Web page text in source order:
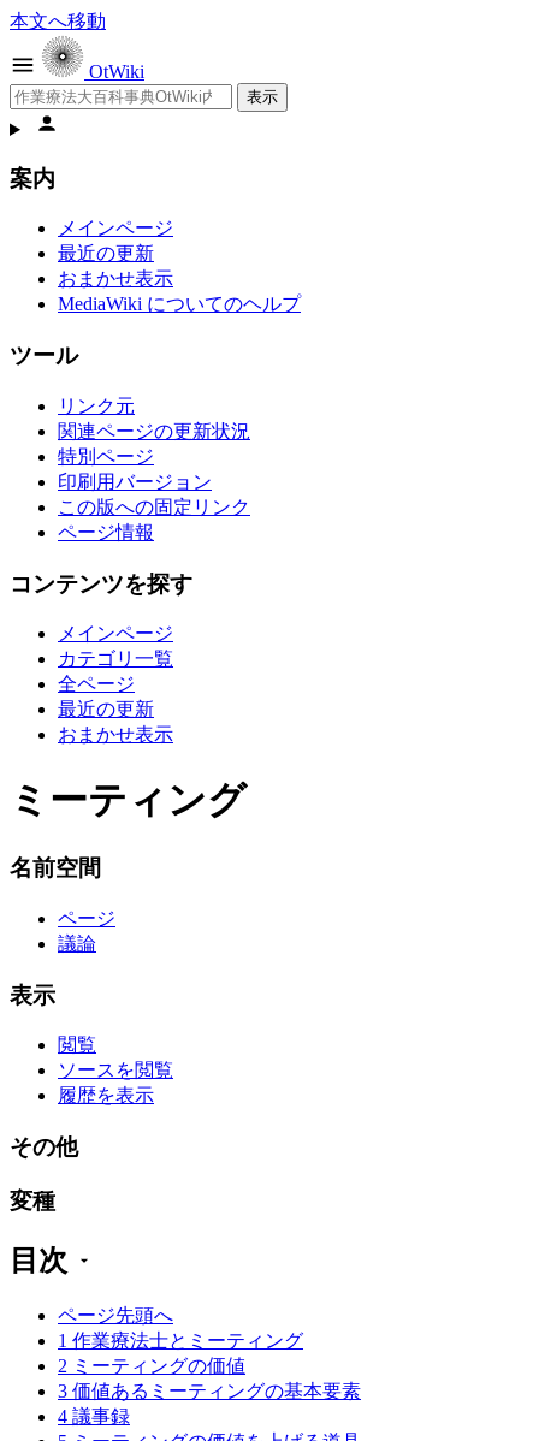
本文へ移動
OtWiki
検索
案内
メインページ
最近の更新
おまかせ表示
MediaWiki についてのヘルプ
ツール
リンク元
関連ページの更新状況
特別ページ
印刷用バージョン
この版への固定リンク
ページ情報
コンテンツを探す
メインページ
カテゴリ一覧
全ページ
最近の更新
おまかせ表示
ミーティング
名前空間
ページ
議論
表示
閲覧
ソースを閲覧
履歴を表示
その他
変種
目次
ページ先頭へ
1 作業療法士とミーティング
2 ミーティングの価値
3 価値あるミーティングの基本要素
4 議事録